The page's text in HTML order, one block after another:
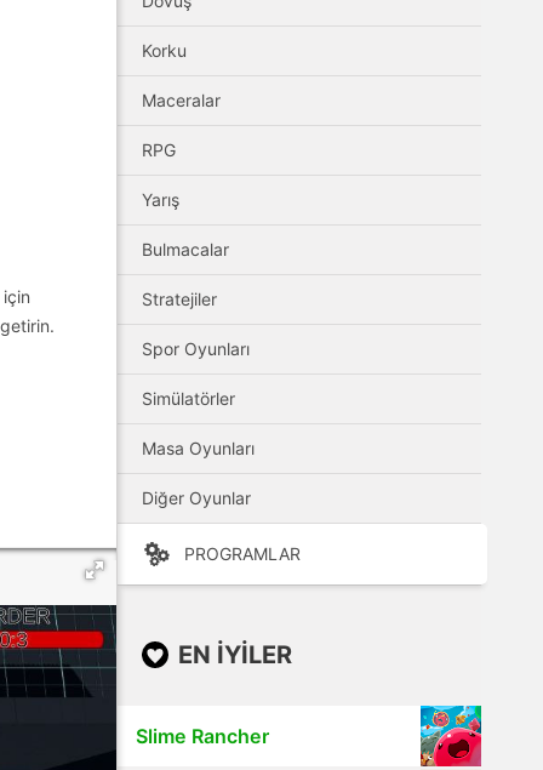
Korku
Maceralar
RPG
Yarış
Bulmacalar
Stratejiler
Spor Oyunları
Simülatörler
Masa Oyunları
Diğer Oyunlar
PROGRAMLAR
EN IYILER
Slime Rancher